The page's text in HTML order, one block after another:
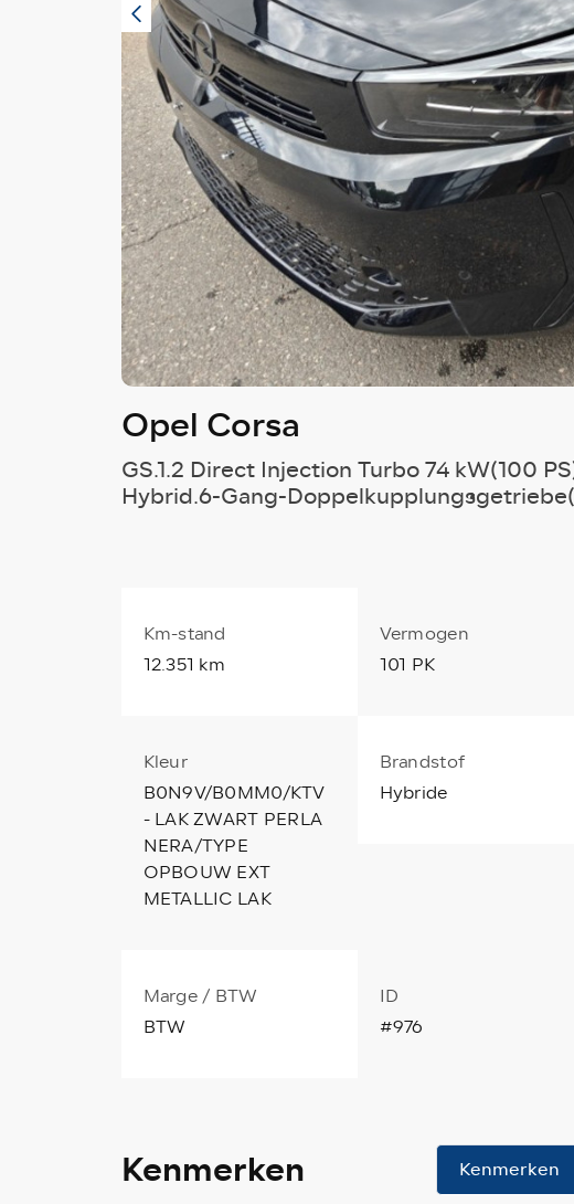
Opel Corsa
GS.1.2 Direct Injection Turbo 74 kW(100
Hybrid.6-Gang-
Km-stand
12.351 km
Vermogen
101 PK
Kleur
B0N9V/B0MM0/KTV
- LAK ZWART PERLA
NERA/TYPE
OPBOUW EXT
METALLIC LAK
Brandstof
Hybride
Marge / BTW
BTW
ID
#976
Kenmerken
Kenmerken